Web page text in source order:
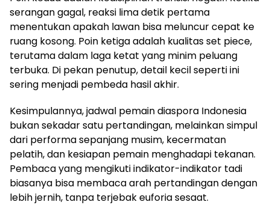
serangan gagal, reaksi lima detik pertama
menentukan apakah lawan bisa meluncur cepat ke
ruang kosong. Poin ketiga adalah kualitas set piece,
terutama dalam laga ketat yang minim peluang
terbuka. Di pekan penutup, detail kecil seperti ini
sering menjadi pembeda hasil akhir.
Kesimpulannya, jadwal pemain diaspora Indonesia
bukan sekadar satu pertandingan, melainkan simpul
dari performa sepanjang musim, kecermatan
pelatih, dan kesiapan pemain menghadapi tekanan.
Pembaca yang mengikuti indikator-indikator tadi
biasanya bisa membaca arah pertandingan dengan
lebih jernih, tanpa terjebak euforia sesaat.